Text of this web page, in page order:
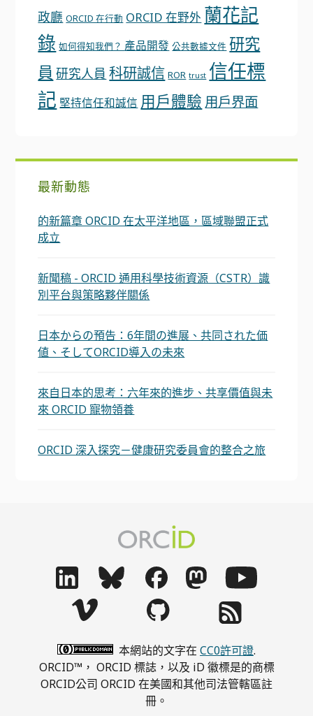
政廳 ORCID 在行動 ORCID 在野外 蘭花記
錄 如何得知我們？ 產品開發 公共數據文件 研究
員 研究人員 科研誠信 ROR trust 信任標
記 堅持信任和誠信 用戶體驗 用戶界面
最新動態
的新篇章 ORCID 在太平洋地區，區域聯盟正式
成立
新聞稿 - ORCID 通用科學技術資源（CSTR）識
別平台與策略夥伴關係
日本からの預告：6年間の進展、共同された価
値、そしてORCID導入の未來
來自日本的思考：六年來的進步、共享價值與未
來 ORCID 寵物領養
ORCID 深入探究－健康研究委員會的整合之旅
本網站的文字在 CC0許可證.
ORCID™， ORCID 標誌，以及 iD 徽標是的商標
ORCID公司 ORCID 在美國和其他司法管轄區註
冊。